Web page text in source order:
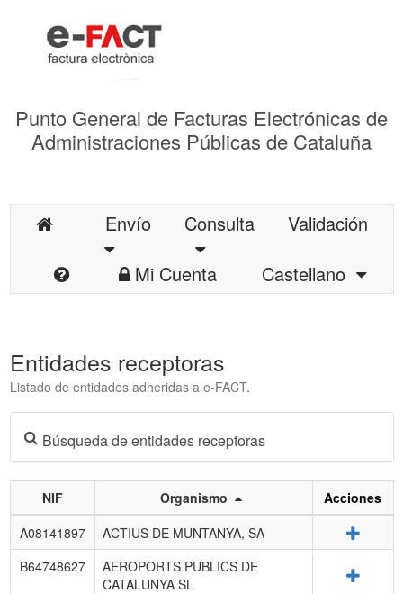
Punto General de Facturas Electrónicas de
Administraciones Públicas de Cataluña
Envío Consulta
Validación
Mi Cuenta
Castellano
Entidades receptoras
Listado de entidades adheridas a e-FACT.
Búsqueda de entidades receptoras
Listado
de
entidades
NIF Organismo
Acciones
A08141897
ACTIUS DE MUNTANYA, SA
B64748627
AEROPORTS PUBLICS DE
CATALUNYA SL